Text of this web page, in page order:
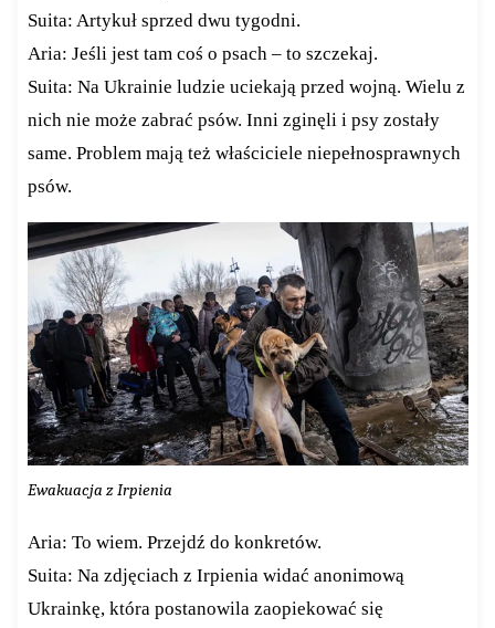
Suita: Artykuł sprzed dwu tygodni.
Aria: Jeśli jest tam coś o psach – to szczekaj.
Suita: Na Ukrainie ludzie uciekają przed wojną. Wielu z
nich nie może zabrać psów. Inni zginęli i psy zostały
same. Problem mają też właściciele niepełnosprawnych
psów.
Ewakuacja z Irpienia
Aria: To wiem. Przejdź do konkretów.
Suita: Na zdjęciach z Irpienia widać anonimową
Ukrainkę, która postanowila zaopiekować się